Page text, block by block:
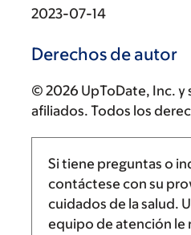
2023-07-14
Derechos de autor
© 2026 UpToDate, Inc. y
afiliados. Todos los
Si tiene preguntas o
contáctese con su
cuidados de la salud.
equipo de atención le